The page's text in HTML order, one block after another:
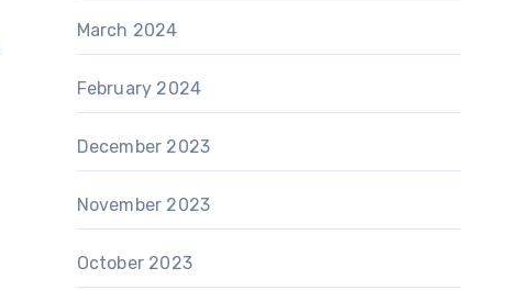
March 2024
February 2024
December 2023
November 2023
October 2023